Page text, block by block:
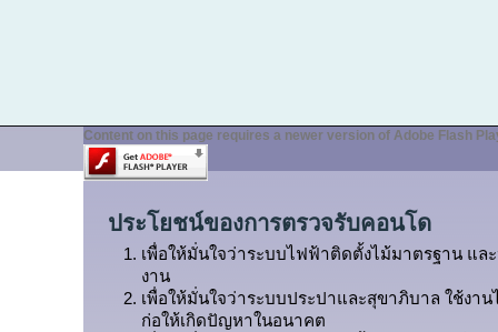
Content on this page requires a newer version of Adobe Flash
ประโยชน์ของการตรวจรับคอนโด
เพื่อให้มั่นใจว่าระบบไฟฟ้าติดตั้งไม้มาตรฐาน แล
งาน
เพื่อให้มั่นใจว่าระบบประปาและสุขาภิบาล ใช้งา
ก่อให้เกิดปัญหาในอนาคต